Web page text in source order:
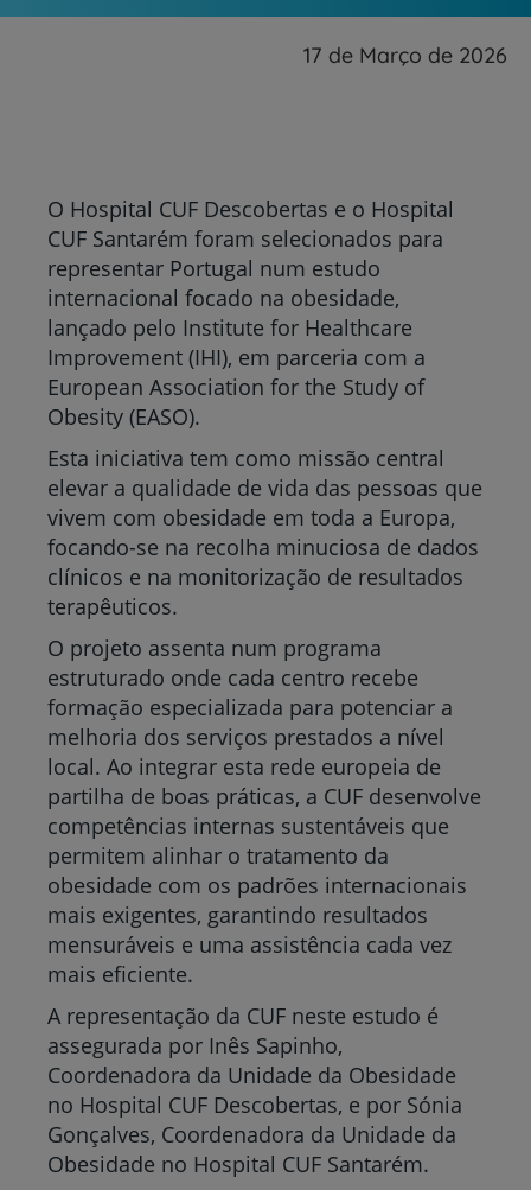
17 de Março de 2026
O Hospital CUF Descobertas e o Hospital
CUF Santarém foram selecionados para
representar Portugal num estudo
internacional focado na obesidade,
lançado pelo Institute for Healthcare
Improvement (IHI), em parceria com a
European Association for the Study of
Obesity (EASO).
Esta iniciativa tem como missão central
elevar a qualidade de vida das pessoas que
vivem com obesidade em toda a Europa,
focando-se na recolha minuciosa de dados
clínicos e na monitorização de resultados
terapêuticos.
O projeto assenta num programa
estruturado onde cada centro recebe
formação especializada para potenciar a
melhoria dos serviços prestados a nível
local. Ao integrar esta rede europeia de
partilha de boas práticas, a CUF desenvolve
competências internas sustentáveis que
permitem alinhar o tratamento da
obesidade com os padrões internacionais
mais exigentes, garantindo resultados
mensuráveis e uma assistência cada vez
mais eficiente.
A representação da CUF neste estudo é
assegurada por Inês Sapinho,
Coordenadora da Unidade da Obesidade
no Hospital CUF Descobertas, e por Sónia
Gonçalves, Coordenadora da Unidade da
Obesidade no Hospital CUF Santarém.